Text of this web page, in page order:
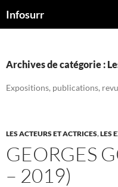
auInfosurr
Archives de catégorie :
Expositions, publications,
LES ACTEURS ET ACTRICES,LES
GEORGES
– 2019)